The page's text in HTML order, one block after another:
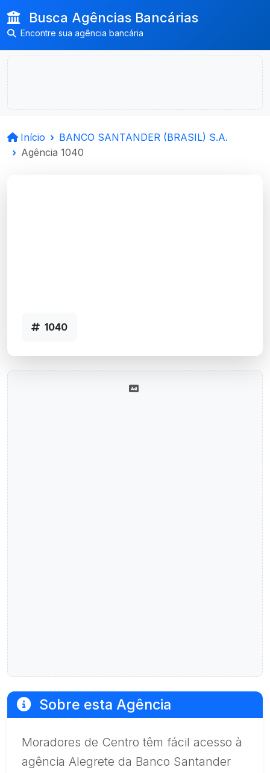
Busca Agências Bancárias
Encontre sua agência bancária
Início
BANCO SANTANDER (BRASIL) S.A.
Agência 1040
1040
Sobre esta Agência
Moradores de Centro têm fácil acesso à
agência Alegrete da Banco Santander